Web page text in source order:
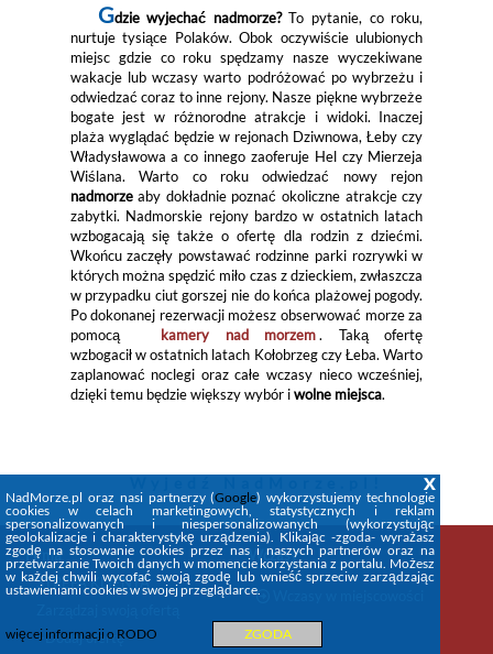
Gdzie wyjechać nadmorze?To pytanie, co roku,
nurtuje tysiące Polaków. Obok oczywiście ulubionych
miejsc gdzie co roku spędzamy nasze wyczekiwane
wakacje lub wczasy warto podróżować po wybrzeżu i
odwiedzać coraz to inne rejony. Nasze piękne wybrzeże
bogate jest w różnorodne atrakcje i widoki. Inaczej
plaża wyglądać będzie w rejonach Dziwnowa, Łeby czy
Władysławowa a co innego zaoferuje Hel czy Mierzeja
Wiślana. Warto co roku odwiedzać nowy rejon
nadmorzeaby dokładnie poznać okoliczne atrakcje czy
zabytki. Nadmorskie rejony bardzo w ostatnich latach
wzbogacają się także o ofertę dla rodzin z dziećmi.
Wkońcu zaczęły powstawać rodzinne parki rozrywki w
których można spędzić miło czas z dzieckiem, zwłaszcza
w przypadku ciut gorszej nie do końca plażowej pogody.
Po dokonanej rezerwacji możesz obserwować morze za
pomocą
kamery nad morzem . Taką ofertę
wzbogacił w ostatnich latach Kołobrzeg czy Łeba. Warto
zaplanować noclegi oraz całe wczasy nieco wcześniej,
dzięki temu będzie większy wybór iwolne miejsca.
Firma
STREFA KLIENTA
+Dodaj ofertę
Wczasy
NadMorze.pl oraz nasi partnerzy (Google) wykorzystujemy technologie
cookies w celach marketingowych, statystycznych i reklam
spersonalizowanych i niespersonalizowanych (wykorzystując
geolokalizacje i charakterystykę urządzenia). Klikając -zgoda- wyrażasz
zgodę na stosowanie cookies przez nas i naszych partnerów oraz na
przetwarzanie Twoich danych w momencie korzystania z portalu. Możesz
w każdej chwili wycofać swoją zgodę lub wnieść sprzeciw zarządzając
ustawieniami cookies w swojej przeglądarce.
więcej informacji o RODO ZGODA
x